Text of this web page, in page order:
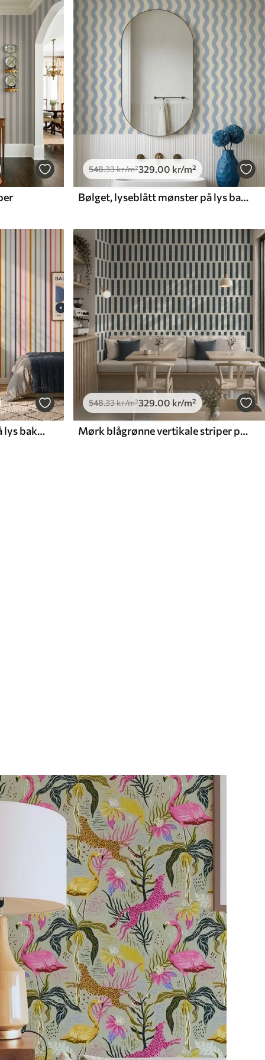
548.33kr/m²329.00 kr/m²
Bølget, lyseblått mønster på lys bakgrunn
Lyse, flerfargede striper på lys bakgrunn
548.33kr/m²329.00 kr/m²
Mørk blågrønne vertikale striper på lys bakgrunn